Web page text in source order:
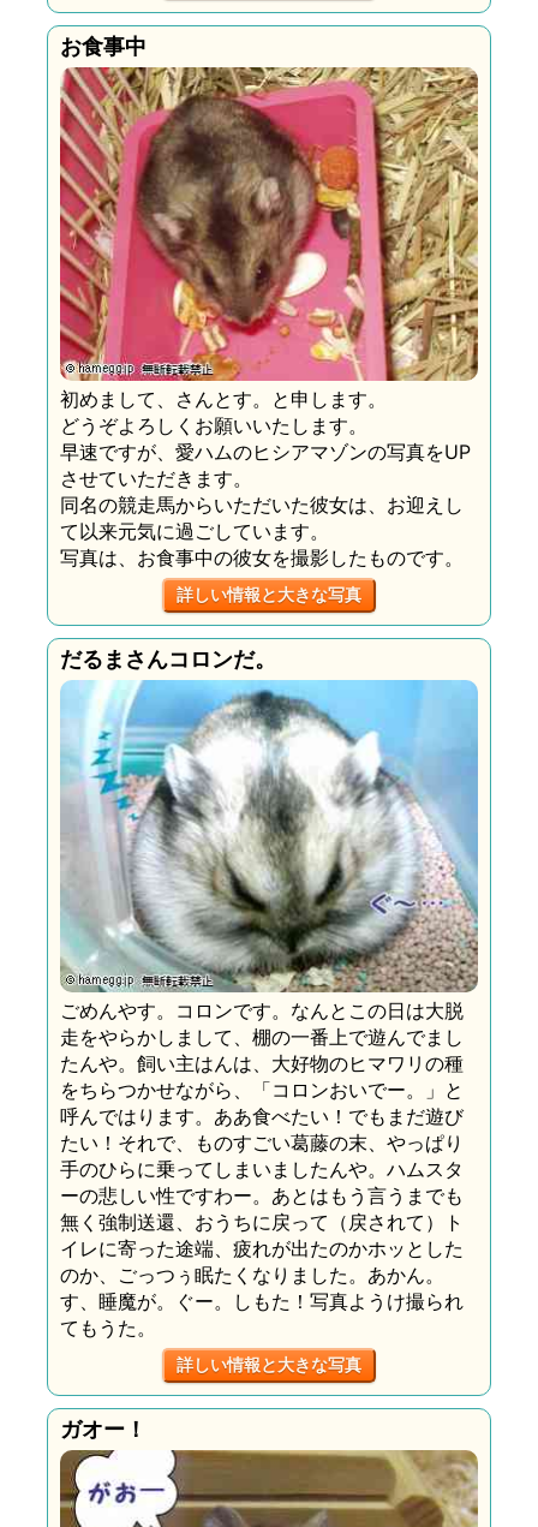
お食事中
初めまして、さんとす。と申します。
どうぞよろしくお願いいたします。
早速ですが、愛ハムのヒシアマゾンの写真をUP
させていただきます。
同名の競走馬からいただいた彼女は、お迎えし
て以来元気に過ごしています。
写真は、お食事中の彼女を撮影したものです。
詳しい情報と大きな写真
だるまさんコロンだ。
ごめんやす。コロンです。なんとこの日は大脱
走をやらかしまして、棚の一番上で遊んでまし
たんや。飼い主はんは、大好物のヒマワリの種
をちらつかせながら、「コロンおいでー。」と
呼んではります。ああ食べたい！でもまだ遊び
たい！それで、ものすごい葛藤の末、やっぱり
手のひらに乗ってしまいましたんや。ハムスタ
ーの悲しい性ですわー。あとはもう言うまでも
無く強制送還、おうちに戻って（戻されて）ト
イレに寄った途端、疲れが出たのかホッとした
のか、ごっつぅ眠たくなりました。あかん。
す、睡魔が。ぐー。しもた！写真ようけ撮られ
てもうた。
詳しい情報と大きな写真
ガオー！